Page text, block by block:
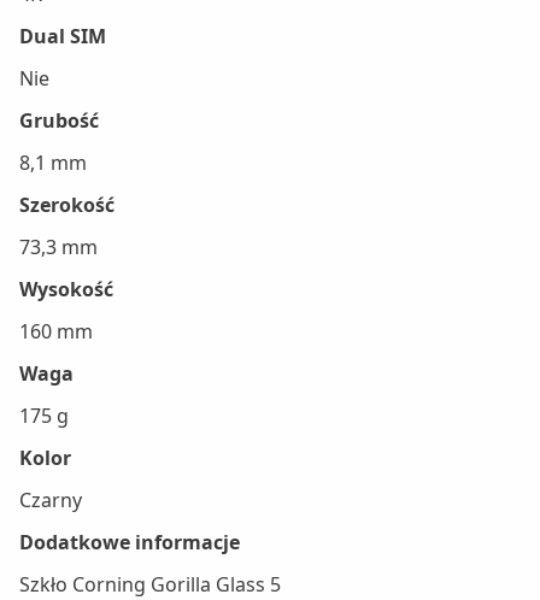
Dual SIM
Nie
Grubość
8,1 mm
Szerokość
73,3 mm
Wysokość
160 mm
Waga
175 g
Kolor
Czarny
Dodatkowe informacje
Szkło Corning Gorilla Glass 5